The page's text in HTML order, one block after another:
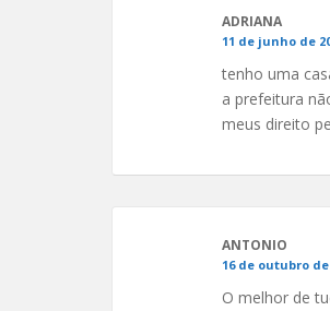
ADRIANA
11 de junho de
tenho uma
a prefeitura
meus direito
ANTONIO
16 de outubro de
O melhor de